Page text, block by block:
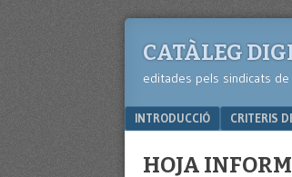
CATÀLEG
editades pels sindicats de
Menu
SKIP TO CONTENT
INTRODUCCIÓ CRITERIS
HOJA